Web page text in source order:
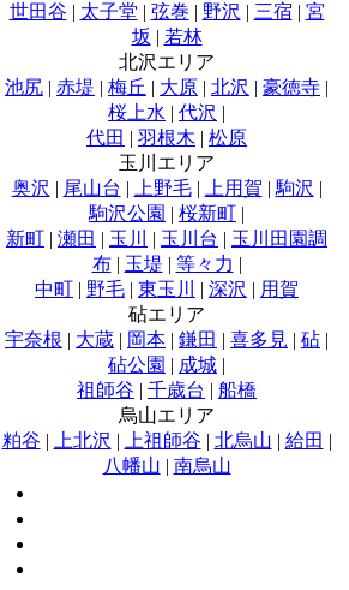
世田谷 | 太子堂 | 弦巻 | 野沢 | 三宿 | 宮
坂 | 若林
北沢エリア
池尻 | 赤堤 | 梅丘 | 大原 | 北沢 | 豪徳寺 |
桜上水 | 代沢 |
代田 | 羽根木 | 松原
玉川エリア
奥沢 | 尾山台 | 上野毛| 上用賀 | 駒沢 |
駒沢公園 | 桜新町 |
新町 | 瀬田 | 玉川 | 玉川台 | 玉川田園調
布| 玉堤 | 等々力 |
中町 | 野毛 | 東玉川 | 深沢 | 用賀
砧エリア
宇奈根 | 大蔵 | 岡本 | 鎌田 | 喜多見 | 砧 |
砧公園 | 成城 |
祖師谷 | 千歳台 | 船橋
烏山エリア
粕谷 | 上北沢 | 上祖師谷 | 北烏山 | 給田 |
八幡山 | 南烏山